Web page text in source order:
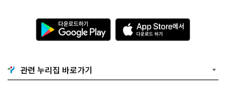
다
운
로
기
G
o
A
p
p
e
관련 누리집 바로가기